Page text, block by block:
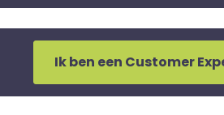
Ik ben een Customer